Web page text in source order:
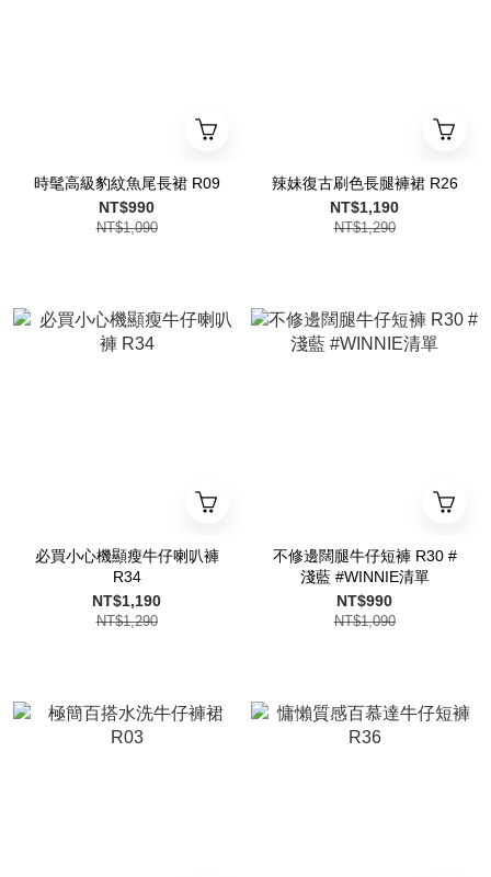
時髦高級豹紋魚尾長裙 R09
NT$990
NT$1,090
辣妹復古刷色長腿褲裙 R26
NT$1,190
NT$1,290
必買小心機顯瘦牛仔喇叭褲
R34
NT$1,190
NT$1,290
不修邊闊腿牛仔短褲 R30 #
淺藍 #WINNIE清單
NT$990
NT$1,090